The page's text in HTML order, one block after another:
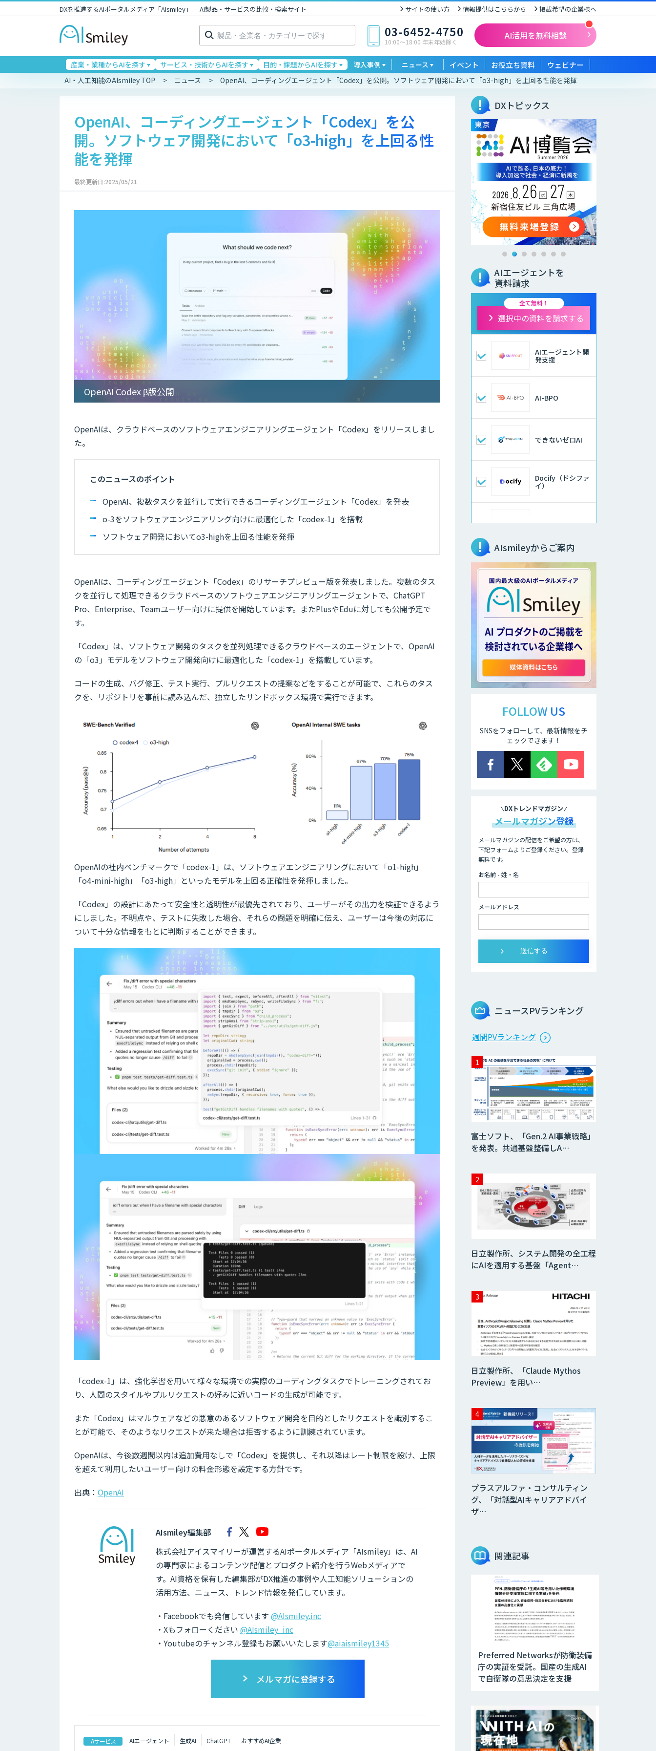
DXを推進するAIポータルメディア「AIsmiley」｜ AI製品・サービスの比較・検索サイト サイトの使い方 情報提供はこちらから 掲載希望の企業様へ
検
索: 03-6452-4750
10:00〜18:00 年末年始除く
AI活用を無料相談
産業・業種からAIを探す サービス・技術からAIを探す 目的・課題からAIを探す 導入事例 ニュース イベント お役立ち資料 ウェビナー
AI・人工知能のAIsmiley TOP ニュース OpenAI、コーディングエージェント「Codex」を公開。ソフトウェア開発において「o3-high」を上回る性能を発揮
OpenAI、コーディングエージェント「Codex」を公
開。ソフトウェア開発において「o3-high」を上回る性
能を発揮
最終更新日:2025/05/21
OpenAI Codex β版公開
OpenAIは、クラウドベースのソフトウェアエンジニアリングエージェント「Codex」をリリースしまし
た。
このニュースのポイント
OpenAI、複数タスクを並行して実行できるコーディングエージェント「Codex」を発表
o-3をソフトウェアエンジニアリング向けに最適化した「codex-1」を搭載
ソフトウェア開発においてo3-highを上回る性能を発揮
OpenAIは、コーディングエージェント「Codex」のリサーチプレビュー版を発表しました。複数のタス
クを並行して処理できるクラウドベースのソフトウェアエンジニアリングエージェントで、ChatGPT
Pro、Enterprise、Teamユーザー向けに提供を開始しています。またPlusやEduに対しても公開予定で
す。
「Codex」は、ソフトウェア開発のタスクを並列処理できるクラウドベースのエージェントで、OpenAI
の「o3」モデルをソフトウェア開発向けに最適化した「codex-1」を搭載しています。
コードの生成、バグ修正、テスト実行、プルリクエストの提案などをすることが可能で、これらのタス
クを、リポジトリを事前に読み込んだ、独立したサンドボックス環境で実行できます。
OpenAIの社内ベンチマークで「codex-1」は、ソフトウェアエンジニアリングにおいて「o1-high」
「o4-mini-high」「o3-high」といったモデルを上回る正確性を発揮しました。
「Codex」の設計にあたって安全性と透明性が最優先されており、ユーザーがその出力を検証できるよう
にしました。不明点や、テストに失敗した場合、それらの問題を明確に伝え、ユーザーは今後の対応に
ついて十分な情報をもとに判断することができます。
「codex-1」は、強化学習を用いて様々な環境での実際のコーディングタスクでトレーニングされてお
り、人間のスタイルやプルリクエストの好みに近いコードの生成が可能です。
また「Codex」はマルウェアなどの悪意のあるソフトウェア開発を目的としたリクエストを識別するこ
とが可能で、そのようなリクエストが来た場合は拒否するように訓練されています。
OpenAIは、今後数週間以内は追加費用なしで「Codex」を提供し、それ以降はレート制限を設け、上限
を超えて利用したいユーザー向けの料金形態を設定する方針です。
出典： OpenAI
AIsmiley編集部
株式会社アイスマイリーが運営するAIポータルメディア「AIsmiley」は、AI
の専門家によるコンテンツ配信とプロダクト紹介を行うWebメディアで
す。AI資格を保有した編集部がDX推進の事例や人工知能ソリューションの
活用方法、ニュース、トレンド情報を発信しています。
・Facebookでも発信しています @AIsmiley.inc
・Xもフォローください @AIsmiley_inc
・Youtubeのチャンネル登録もお願いいたします@aiaismiley1345
メルマガに登録する
AIサービス AIエージェント 生成AI ChatGPT おすすめAI企業
DXトピックス
AIエージェントを
資料請求
全て無料！
選択中の資料を請求する
AIエージェント開
発支援
AI-BPO
できないゼロAI
Docify（ドシファ
イ）
STORM Platform
imprai ezKotae
データ分析エージ
ェント
物品輸出から留学
生・研究者のバッ
動化。輸出管理
AI「TRAFEED」
byGMO
AIR-NEXUS
secondz
ーションを効率化
＜Dify活用＞AIエ
エージェント開発
Explaza 生成AI
Partner｜AIエー
業務特化型AIエー
ジェントの開発支
援「業務AIプロ」
SELFBOT AIエ
ージェント
ジェント活用支援
サービス
（知財/FMEA/電気
回路/CAD/外観検
異常検知AI
需要予測＋業務最
imprai ezCheck
JAPAN AI HR
DELTA AI AGENT
システム
ニーズを理解する
対話型AIエージェ
展示会」
Web接客を進化さ
せる対話型AIエー
AIエージェント構
築支援サービス
AIsmileyからご案内
FOLLOW US
SNSをフォローして、最新情報をチ
ェックできます！
DXトレンドマガジン
メールマガジン登録
メールマガジンの配信をご希望の方は、
下記フォームよりご登録ください。登録
無料です。
お名前 - 姓・名
メールアドレス
ニュースPVランキング
週間PVランキング
富士ソフト、「Gen.2 AI事業戦略」
を発表。共通基盤整備しA…
日立製作所、システム開発の全工程
にAIを適用する基盤「Agent…
日立製作所、「Claude Mythos
Preview」を用い…
プラスアルファ・コンサルティン
グ、「対話型AIキャリアアドバイ
ザ…
関連記事
Preferred Networksが防衛装備
庁の実証を受託。国産の生成AI
で自衛隊の意思決定を支援